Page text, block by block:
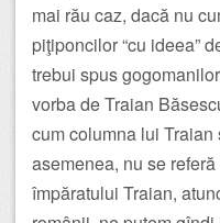
mai rău caz, dacă nu
piţiponcilor “cu ideea”
trebui spus
vorba de Traian
cum columna lui
asemenea, nu se
împăratului Traian,